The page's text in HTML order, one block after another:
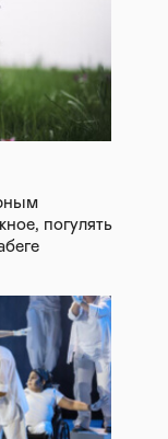
погулять